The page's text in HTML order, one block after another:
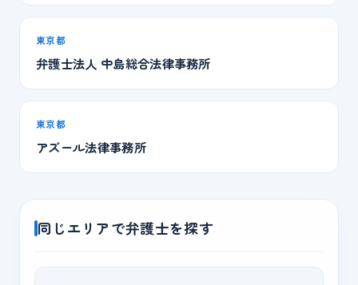
東京都
弁護士法人 中島総合法律事務所
東京都
アズール法律事務所
同じエリアで弁護士を探す